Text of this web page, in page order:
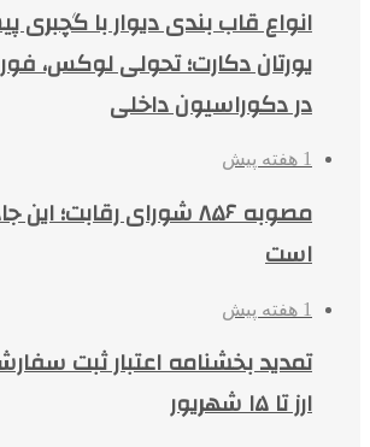
انواع قاب بندی دیوار با
یورتان دکارت؛ تحولی لوکس،
در دکوراسیون داخلی
1 هفته پیش
مصوبه ۸۵۶ شورای رقابت؛
است
1 هفته پیش
تمدید بخشنامه اعتبار ثبت
ارز تا ۱۵ شهریور